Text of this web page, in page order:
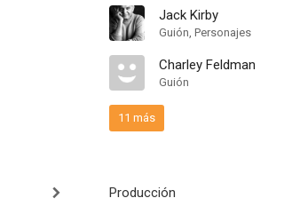
Jack Kirby
Guión, Personajes
Charley Feldman
Guión
11 más
Producción